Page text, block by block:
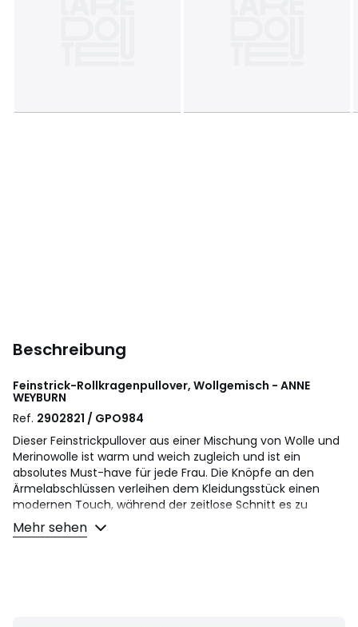
Beschreibung
Feinstrick-Rollkragenpullover, Wollgemisch - ANNE
WEYBURN
Ref. 2902821 / GPO984
Dieser Feinstrickpullover aus einer Mischung von Wolle und
Merinowolle ist warm und weich zugleich und ist ein
absolutes Must-have für jede Frau. Die Knöpfe an den
Ärmelabschlüssen verleihen dem Kleidungsstück einen
modernen Touch, während der zeitlose Schnitt es zu
einem leicht tragbaren Teil macht.
Produktdetails
Mehr sehen